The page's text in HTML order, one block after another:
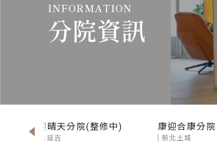
重複
腦波
自律
常見
INFORMATION
分院資訊
康迎晴天分院(整修中)
台北延吉
康迎合康分院
新北土城